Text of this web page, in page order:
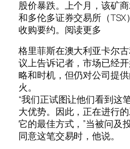
股价暴跌。上个月，该矿
和多伦多证券交易所（
收购要约。阅读更多
格里菲斯在澳大利亚卡尔
议上告诉记者，市场已经
略和时机，但仍对公司提
火。
“我们正试图让他们看到这
大优势。因此，正在进行
它的最佳方式，”当被问及
同意这笔交易时，他说。